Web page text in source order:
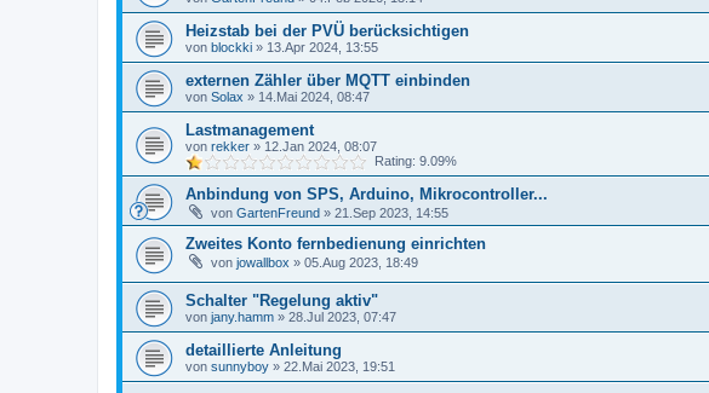
Heizstab bei der PVÜ berücksichtigen
von blockki » 13.Apr 2024, 13:55
externen Zähler über MQTT einbinden
von Solax » 14.Mai 2024, 08:47
Lastmanagement
von rekker » 12.Jan 2024, 08:07
Rating: 9.09%
Anbindung von SPS, Arduino, Mikrocontroller...
von GartenFreund » 21.Sep 2023, 14:55
Zweites Konto fernbedienung einrichten
von jowallbox » 05.Aug 2023, 18:49
Schalter "Regelung aktiv"
von jany.hamm » 28.Jul 2023, 07:47
detaillierte Anleitung
von sunnyboy » 22.Mai 2023, 19:51